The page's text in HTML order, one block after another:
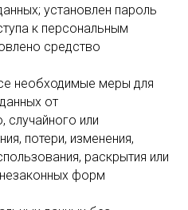
установлен пароль
к персональным
средство
необходимые меры для
от
случайного или
потери, изменения,
раскрытия или
форм